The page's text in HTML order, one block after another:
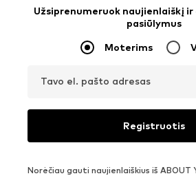
Užsiprenumeruok naujienlaiškį
pasiūlymus
Moterims
Tavo el. pašto adresas
Registruotis
Norėčiau gauti naujienlaiškius iš